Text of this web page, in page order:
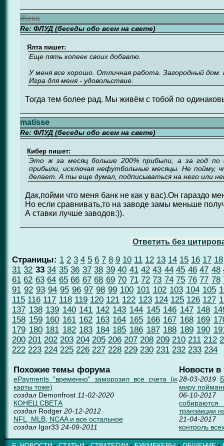
Жека
Re: ФЛУД (беседы обо всем на свете)
Ялта пишет:
Еще пять копеек своих добавлю.
У меня все хорошо. Отличная работа. Загородный дом.
Игра для меня - удовольствие.
Тогда тем более рад. Мы живём с тобой по
matisse
Re: ФЛУД (беседы обо всем на свете)
Кибер пишет:
Это ж за месяц больше 200% прибыли, а за год по
прибыли, исключая нефутбольные месяцы. Не пойму,
делает. А ты еще думал, подписываться на него или
Дак,пойми что меня банк не как у вас).Он гараздо
Но если сравнивать,то на заводе замы меньше
А ставки лучше заводов:)).
Ответить без
Страницы: 1 2 3 4 5 6 7 8 9 10 11 12 13 14 15 16 17 18
31 32 33 34 35 36 37 38 39 40 41 42 43 44 45 46 47 48
61 62 63 64 65 66 67 68 69 70 71 72 73 74 75 76 77 78
91 92 93 94 95 96 97 98 99 100 101 102 103 104 105
115 116 117 118 119 120 121 122 123 124 125 126 127
137 138 139 140 141 142 143 144 145 146 147 148
158 159 160 161 162 163 164 165 166 167 168 169
179 180 181 182 183 184 185 186 187 188 189 190
200 201 202 203 204 205 206 207 208 209 210 211 212
222 223 224 225 226 227 228 229 230 231 232 233 234
Похожие темы форума
ePayments "временно" заморозил все счета (и
карты тоже)
создал Demonfrost 11-02-2020
КОНЕЦ СВЕТА
создал Rodger 20-12-2012
NFL, MLB, NCAA и все остальное
создал Igor33 24-09-2011
Новости в
28-03-2019
миру
06-10-2017
транзакции
21-04-2017
контроль